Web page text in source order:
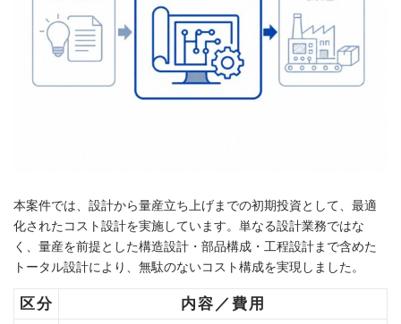
本案件では、設計から量産立ち上げまでの初期投資として、最適
化されたコスト設計を実施しています。単なる設計業務ではな
く、量産を前提とした構造設計・部品構成・工程設計まで含めた
トータル設計により、無駄のないコスト構成を実現しました。
区分 内容／費用